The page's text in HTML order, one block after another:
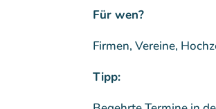
Für wen?
Firmen, Vereine,
Tipp: